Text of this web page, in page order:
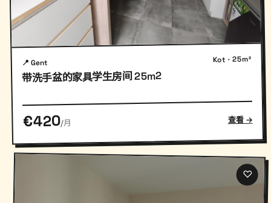
📍 Gent Kot · 25m²
带洗手盆的家具学生房间 25m2
€420/月 查看 →
♡